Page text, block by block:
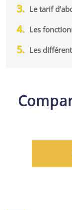
Le tarif
Les
Les